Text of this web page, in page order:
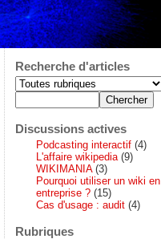
Recherche d'articles
Discussions actives
Podcasting interactif (4)
L'affaire wikipedia(9)
WIKIMANIA(3)
Pourquoi utiliser un wiki en
entreprise ? (15)
Cas d'usage : audit (4)
Rubriques